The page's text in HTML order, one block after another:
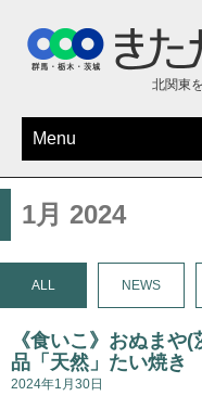
北関東
Menu
1月 2024
ALL NEWS
《食いこ》おぬま
品「天然」たい焼き
2024年1月30日